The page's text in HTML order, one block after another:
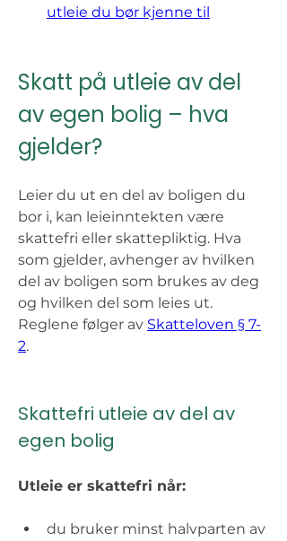
utleie du bør kjenne til
Skatt på utleie av del
av egen bolig – hva
gjelder?
Leier du ut en del av boligen du
bor i, kan leieinntekten være
skattefri eller skattepliktig. Hva
som gjelder, avhenger av hvilken
del av boligen som brukes av deg
og hvilken del som leies ut.
Reglene følger av Skatteloven § 7-
2.
Skattefri utleie av del av
egen bolig
Utleie er skattefri når:
du bruker minst halvparten av